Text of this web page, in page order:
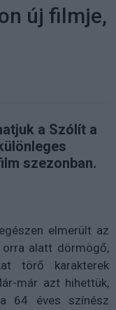
új filmje,
a Szólít a
szezonban.
elmerült az
alatt dörmögő,
törő karakterek
már azt hihettük,
64 éves színész